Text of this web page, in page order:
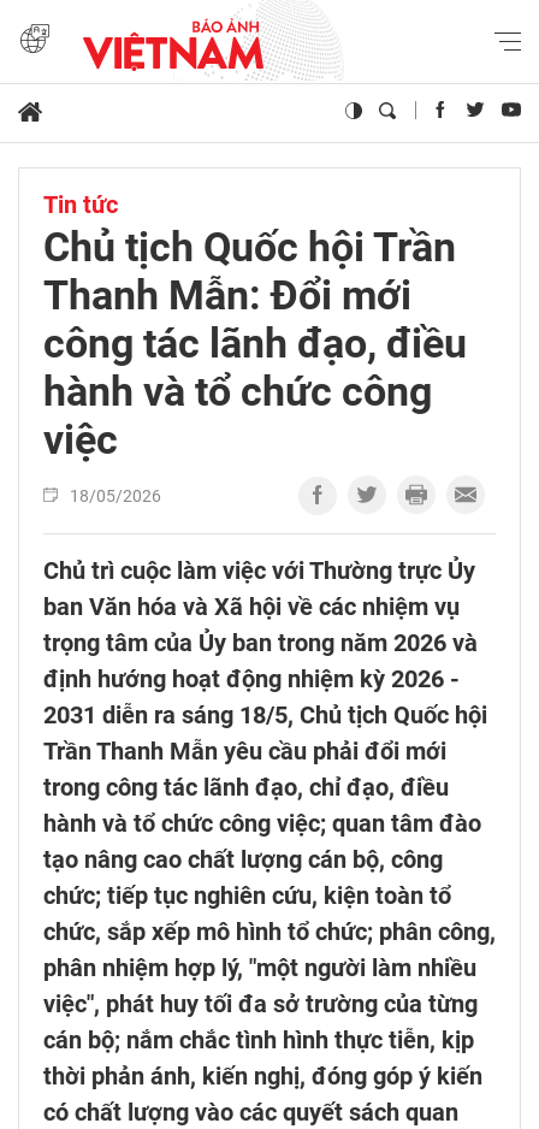
Tin tức
Chủ tịch Quốc hội Trần
Thanh Mẫn: Đổi mới
công tác lãnh đạo, điều
hành và tổ chức công
việc
18/05/2026
Chủ trì cuộc làm việc với Thường trực Ủy
ban Văn hóa và Xã hội về các nhiệm vụ
trọng tâm của Ủy ban trong năm 2026 và
định hướng hoạt động nhiệm kỳ 2026 -
2031 diễn ra sáng 18/5, Chủ tịch Quốc hội
Trần Thanh Mẫn yêu cầu phải đổi mới
trong công tác lãnh đạo, chỉ đạo, điều
hành và tổ chức công việc; quan tâm đào
tạo nâng cao chất lượng cán bộ, công
chức; tiếp tục nghiên cứu, kiện toàn tổ
chức, sắp xếp mô hình tổ chức; phân công,
phân nhiệm hợp lý, "một người làm nhiều
việc", phát huy tối đa sở trường của từng
cán bộ; nắm chắc tình hình thực tiễn, kịp
thời phản ánh, kiến nghị, đóng góp ý kiến
có chất lượng vào các quyết sách quan